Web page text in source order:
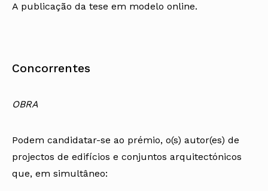
A publicação da tese em modelo online.
Concorrentes
OBRA
Podem candidatar-se ao prémio, o(s) autor(es) de
projectos de edifícios e conjuntos arquitectónicos
que, em simultâneo: